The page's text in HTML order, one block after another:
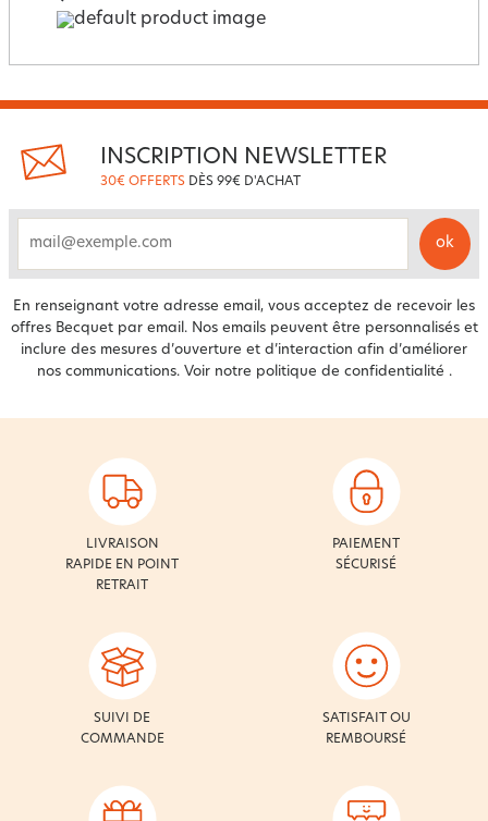
INSCRIPTION NEWSLETTER
30€ OFFERTS DÈS 99€ D'ACHAT
ok
En renseignant votre adresse email, vous acceptez de recevoir les
offres Becquet par email. Nos emails peuvent être personnalisés et
inclure des mesures d’ouverture et d’interaction afin d’améliorer
nos communications. Voir notre politique de confidentialité .
LIVRAISON
RAPIDE EN POINT
RETRAIT
PAIEMENT
SÉCURISÉ
SUIVI DE
COMMANDE
SATISFAIT OU
REMBOURSÉ